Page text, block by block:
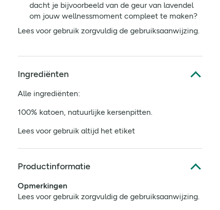
dacht je bijvoorbeeld van de geur van lavendel
om jouw wellnessmoment compleet te maken?
Lees voor gebruik zorgvuldig de gebruiksaanwijzing.
Ingrediënten
Alle ingrediënten:
100% katoen, natuurlijke kersenpitten.
Lees voor gebruik altijd het etiket
Productinformatie
Opmerkingen
Lees voor gebruik zorgvuldig de gebruiksaanwijzing.